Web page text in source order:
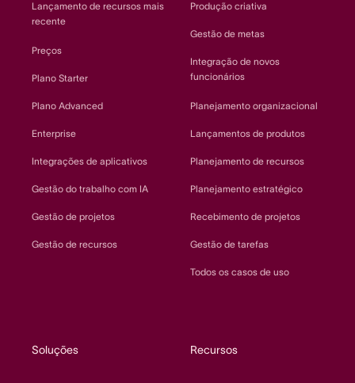
Lançamento de recursos mais
recente
Preços
Plano Starter
Plano Advanced
Enterprise
Integrações de aplicativos
Gestão do trabalho com IA
Gestão de projetos
Gestão de recursos
Produção criativa
Gestão de metas
Integração de novos
funcionários
Planejamento organizacional
Lançamentos de produtos
Planejamento de recursos
Planejamento estratégico
Recebimento de projetos
Gestão de tarefas
Todos os casos de uso
Soluções Recursos